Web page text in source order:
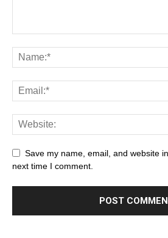
Save my name, email, and website
next time I comment.